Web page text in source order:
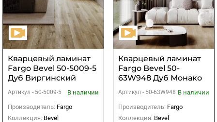
Кварцевый ламинат
Fargo Bevel 50-5009-5
Дуб Виргинский
Артикул - 50-5009-5
В наличии
Производитель: Fargo
Коллекция: Bevel
Кварцевый ламинат
Fargo Bevel 50-
63W948 Дуб Монако
Артикул - 50-63W948 В наличии
Производитель: Fargo
Коллекция: Bevel